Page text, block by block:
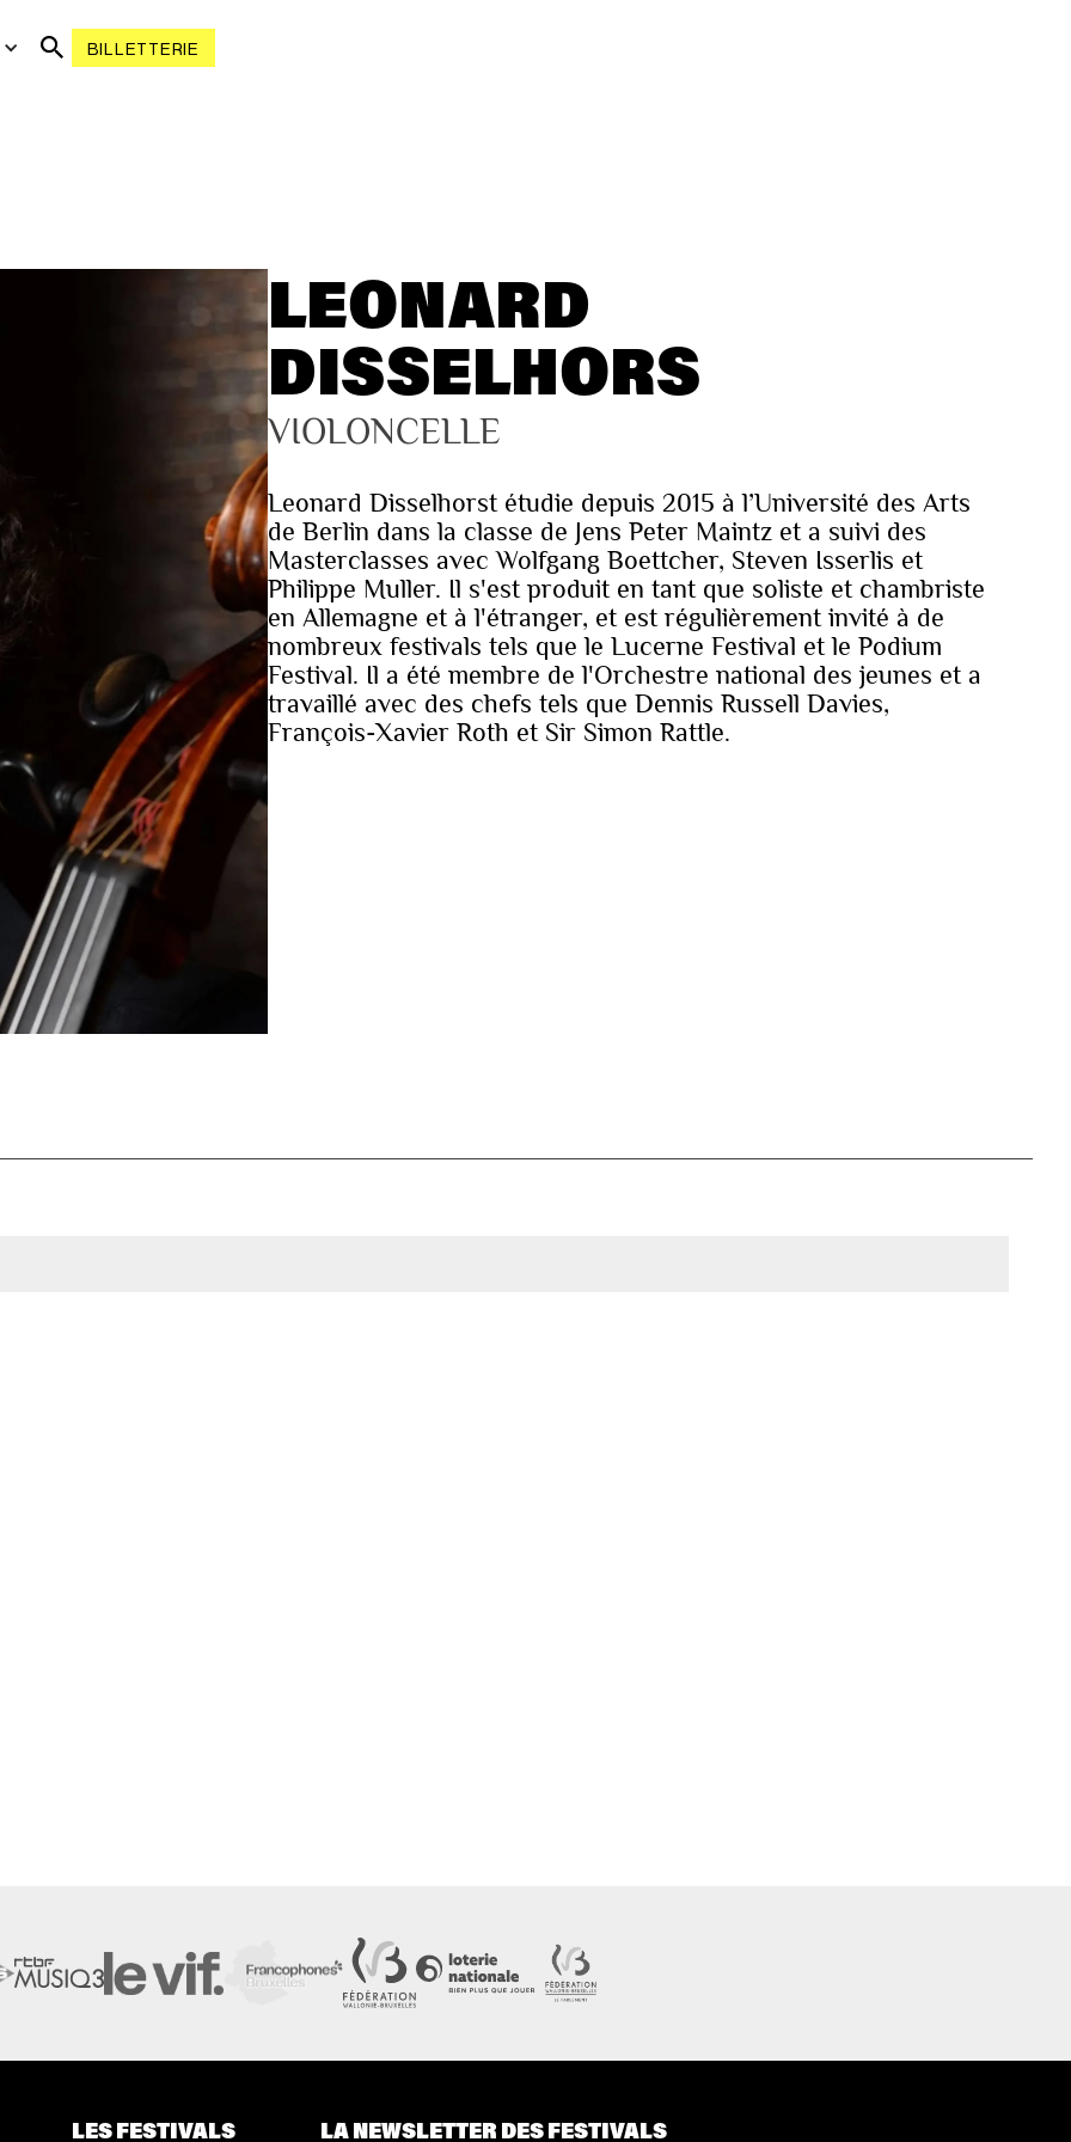
BILLETTERIE
LEONARD
DISSELHORS
VIOLONCELLE
Leonard Disselhorst étudie depuis 2015 à l’Université des Arts
de Berlin dans la classe de Jens Peter Maintz et a suivi des
Masterclasses avec Wolfgang Boettcher, Steven Isserlis et
Philippe Muller. Il s'est produit en tant que soliste et chambriste
en Allemagne et à l'étranger, et est régulièrement invité à de
nombreux festivals tels que le Lucerne Festival et le Podium
Festival. Il a été membre de l'Orchestre national des jeunes et a
travaillé avec des chefs tels que Dennis Russell Davies,
François-Xavier Roth et Sir Simon Rattle.
LES FESTIVALS LA NEWSLETTER DES FESTIVALS